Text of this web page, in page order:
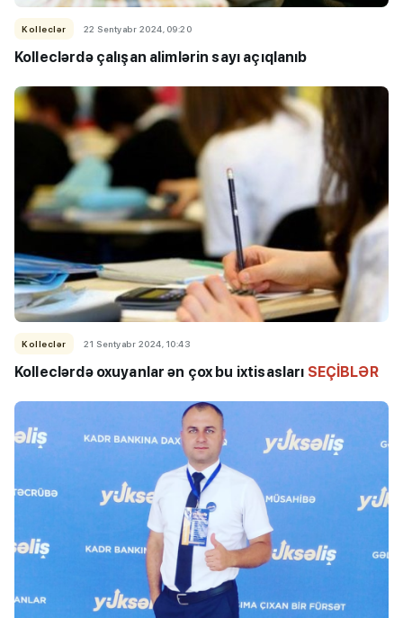
Kolleclər 22 Sentyabr 2024, 09:20
Kolleclərdə çalışan alimlərin sayı açıqlanıb
Kolleclər 21 Sentyabr 2024, 10:43
Kolleclərdə oxuyanlar ən çox bu ixtisasları SEÇİBLƏR